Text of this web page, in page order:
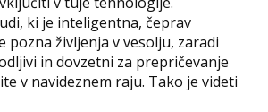
ki je inteligentna, čeprav
pozna življenja v vesolju, zaradi
in dovzetni za prepričevanje
v navideznem raju. Tako je videti